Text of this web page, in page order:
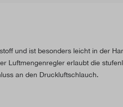
und ist besonders leicht in der
Luftmengenregler erlaubt die
an den Druckluftschlauch.